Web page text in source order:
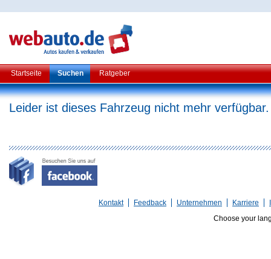
Startseite Suchen Ratgeber
Leider ist dieses Fahrzeug nicht mehr verfügbar.
Kontakt Feedback Unternehmen Karriere
Choose your